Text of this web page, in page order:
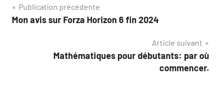
Navigation
de
Publication précédente
Mon avis sur Forza Horizon 6 fin 2024
Article suivant
Mathématiques pour débutants: par où
commencer.